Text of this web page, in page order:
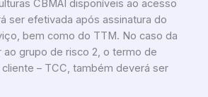
CBMAI disponíveis ao acesso
ser efetivada após assinatura do
bem como do TTM. No caso da
ao grupo de risco 2, o termo de
– TCC, também deverá ser